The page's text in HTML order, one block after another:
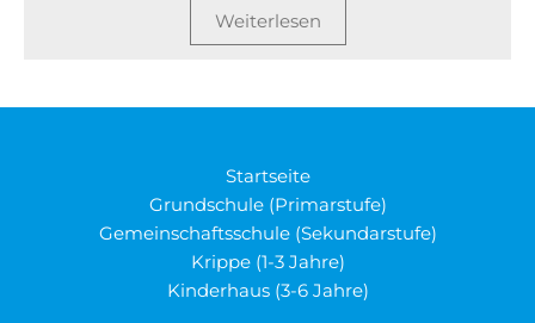
Weiterlesen
Startseite
Grundschule (Primarstufe)
Gemeinschaftsschule (Sekundarstufe)
Krippe (1-3 Jahre)
Kinderhaus (3-6 Jahre)